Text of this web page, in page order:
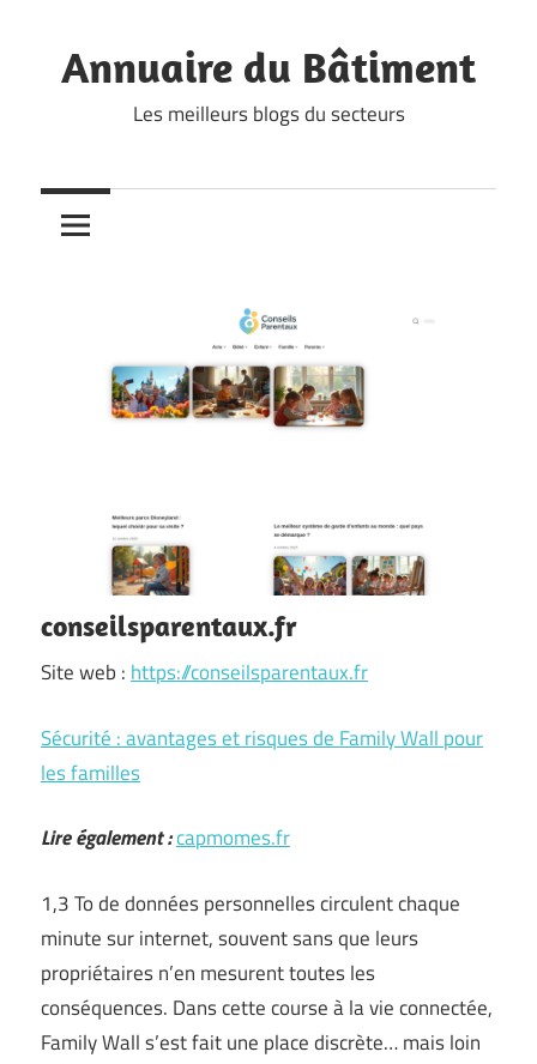
content
Annuaire du Bâtiment
Les meilleurs blogs du secteurs
conseilsparentaux.fr
Site web : https://conseilsparentaux.fr
Sécurité : avantages et risques de Family Wall pour
les familles
Lire également :capmomes.fr
1,3 To de données personnelles circulent chaque
minute sur internet, souvent sans que leurs
propriétaires n’en mesurent toutes les
conséquences. Dans cette course à la vie connectée,
Family Wall s’est fait une place discrète… mais loin